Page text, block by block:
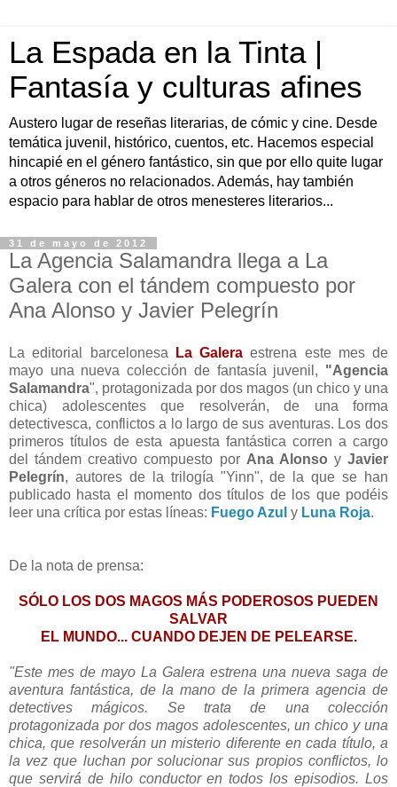
La Espada en la Tinta |
Fantasía y culturas afines
Austero lugar de reseñas literarias, de cómic y cine. Desde
temática juvenil, histórico, cuentos, etc. Hacemos especial
hincapié en el género fantástico, sin que por ello quite lugar
a otros géneros no relacionados. Además, hay también
espacio para hablar de otros menesteres literarios...
31 de mayo de 2012
La Agencia Salamandra llega a La
Galera con el tándem compuesto por
Ana Alonso y Javier Pelegrín
La editorial barcelonesa La Galera estrena este mes de
mayo una nueva colección de fantasía juvenil, "Agencia
Salamandra", protagonizada por dos magos (un chico y una
chica) adolescentes que resolverán, de una forma
detectivesca, conflictos a lo largo de sus aventuras. Los dos
primeros títulos de esta apuesta fantástica corren a cargo
del tándem creativo compuesto por Ana Alonso y Javier
Pelegrín, autores de la trilogía "Yinn", de la que se han
publicado hasta el momento dos títulos de los que podéis
leer una crítica por estas líneas: Fuego Azul y Luna Roja.
De la nota de prensa:
SÓLO LOS DOS MAGOS MÁS PODEROSOS PUEDEN
SALVAR
EL MUNDO... CUANDO DEJEN DE PELEARSE.
"Este mes de mayo La Galera estrena una nueva saga de
aventura fantástica, de la mano de la primera agencia de
detectives mágicos. Se trata de una colección
protagonizada por dos magos adolescentes, un chico y una
chica, que resolverán un misterio diferente en cada título, a
la vez que luchan por solucionar sus propios conflictos, lo
que servirá de hilo conductor en todos los episodios. Los